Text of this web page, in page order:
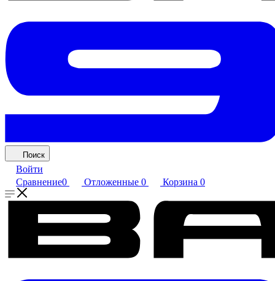
Поиск
Войти
Сравнение0 Отложенные 0 Корзина 0